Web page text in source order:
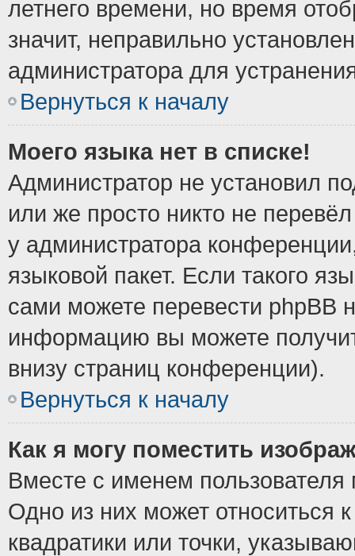
летнего времени, но время
значит, неправильно
администратора для
Вернуться к началу
Моего языка нет в списке!
Администратор не установил
или же просто никто не
у администратора
языковой пакет. Если такого
сами можете перевести phpBB
информацию вы можете
внизу страниц конференции).
Вернуться к началу
Как я могу поместить
Вместе с именем пользователя
Одно из них может относиться
квадратики или точки,